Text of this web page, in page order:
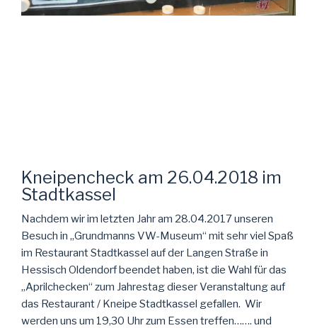
Kneipencheck am 26.04.2018 im
Stadtkassel
Nachdem wir im letzten Jahr am 28.04.2017 unseren
Besuch in „Grundmanns VW-Museum“ mit sehr viel Spaß
im Restaurant Stadtkassel auf der Langen Straße in
Hessisch Oldendorf beendet haben, ist die Wahl für das
„Aprilchecken“ zum Jahrestag dieser Veranstaltung auf
das Restaurant / Kneipe Stadtkassel gefallen. Wir
werden uns um 19,30 Uhr zum Essen treffen……. und